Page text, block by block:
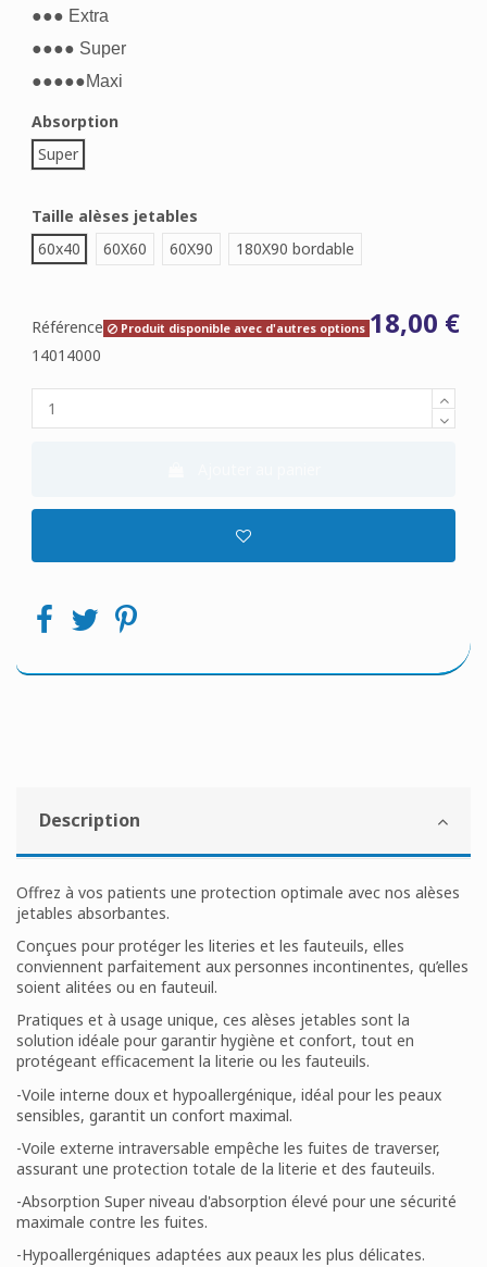
●●● Extra
●●●● Super
●●●●●Maxi
Absorption
Super
Taille alèses jetables
60x40
60X60 60X90 180X90 bordable
Référence
14014000
Produit disponible avec d'autres options 18,00 €
Description
Offrez à vos patients une protection optimale avec nos alèses
jetables absorbantes.
Conçues pour protéger les literies et les fauteuils, elles
conviennent parfaitement aux personnes incontinentes, qu’elles
soient alitées ou en fauteuil.
Pratiques et à usage unique, ces alèses jetables sont la
solution idéale pour garantir hygiène et confort, tout en
protégeant efficacement la literie ou les fauteuils.
-Voile interne doux et hypoallergénique, idéal pour les peaux
sensibles, garantit un confort maximal.
-Voile externe intraversable empêche les fuites de traverser,
assurant une protection totale de la literie et des fauteuils.
-Absorption Super niveau d'absorption élevé pour une sécurité
maximale contre les fuites.
-Hypoallergéniques adaptées aux peaux les plus délicates.